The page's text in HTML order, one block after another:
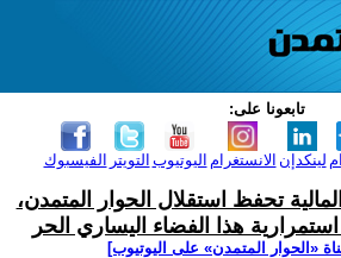
تابعونا على:
الفيسبوك التويتر اليوتيوب الانستغرام لينكدإن
تحفظ استقلال الحوار المتمدن،
هذا الفضاء اليساري الحر
‫«الحوار المتمدن» على اليوتيوب]